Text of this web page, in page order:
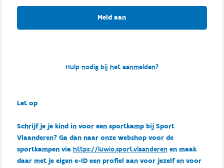
Meld aan
Hulp nodig bij het aanmelden?
Let op
Schrijf je je kind in voor een sportkamp bij Sport
Vlaanderen? Ga dan naar onze webshop voor de
sportkampen via https://luwio.sport.vlaanderenen maak
daar met je eigen e-ID een profiel aan voor jezelf en voor